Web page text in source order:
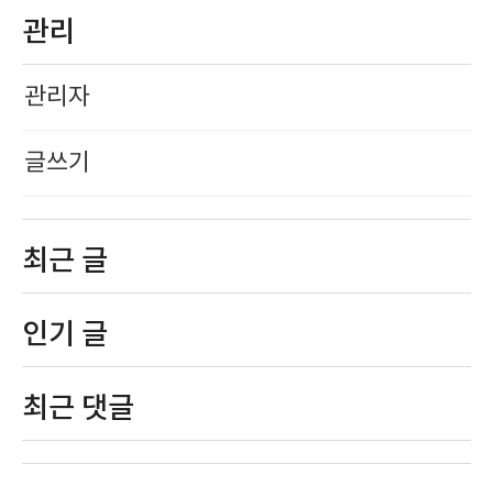
관리
관리자
글쓰기
최근 글
인기 글
최근 댓글